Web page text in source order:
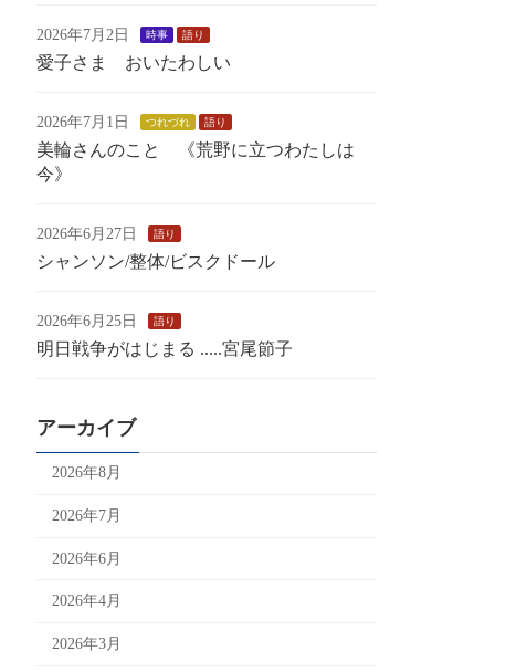
2026年7月2日 時事 語り
愛子さま おいたわしい
2026年7月1日 つれづれ 語り
美輪さんのこと 《荒野に立つわたしは
今》
2026年6月27日 語り
シャンソン/整体/ビスクドール
2026年6月25日 語り
明日戦争がはじまる .....宮尾節子
アーカイブ
2026年8月
2026年7月
2026年6月
2026年4月
2026年3月